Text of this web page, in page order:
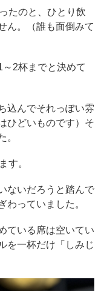
たのと、ひとり飲
ん。（誰も面倒みて
2杯までと決めて
込んでそれっぽい雰
ひどいものです）そ
。
す。
ないだろうと踏んで
わっていました。
ている席は空いてい
を一杯だけ「しみじ